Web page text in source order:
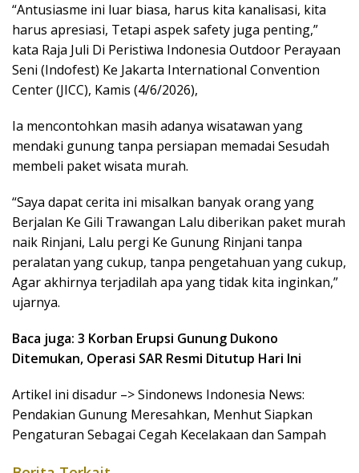
“Antusiasme ini luar biasa, harus kita kanalisasi, kita
harus apresiasi, Tetapi aspek safety juga penting,”
kata Raja Juli Di Peristiwa Indonesia Outdoor Perayaan
Seni (Indofest) Ke Jakarta International Convention
Center (JICC), Kamis (4/6/2026),
Ia mencontohkan masih adanya wisatawan yang
mendaki gunung tanpa persiapan memadai Sesudah
membeli paket wisata murah.
“Saya dapat cerita ini misalkan banyak orang yang
Berjalan Ke Gili Trawangan Lalu diberikan paket murah
naik Rinjani, Lalu pergi Ke Gunung Rinjani tanpa
peralatan yang cukup, tanpa pengetahuan yang cukup,
Agar akhirnya terjadilah apa yang tidak kita inginkan,”
ujarnya.
Baca juga: 3 Korban Erupsi Gunung Dukono
Ditemukan, Operasi SAR Resmi Ditutup Hari Ini
Artikel ini disadur –> Sindonews Indonesia News:
Pendakian Gunung Meresahkan, Menhut Siapkan
Pengaturan Sebagai Cegah Kecelakaan dan Sampah